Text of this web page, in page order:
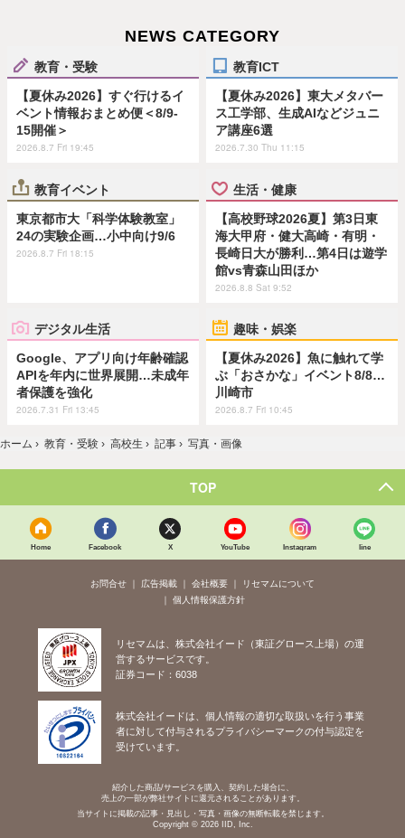
NEWS CATEGORY
教育・受験
【夏休み2026】すぐ行けるイ
ベント情報おまとめ便＜8/9-
15開催＞
2026.8.7 Fri 19:45
教育ICT
【夏休み2026】東大メタバー
ス工学部、生成AIなどジュニ
ア講座6選
2026.7.30 Thu 11:15
教育イベント
東京都市大「科学体験教室」
24の実験企画…小中向け9/6
2026.8.7 Fri 18:15
生活・健康
【高校野球2026夏】第3日東
海大甲府・健大高崎・有明・
長崎日大が勝利…第4日は遊学
館vs青森山田ほか
2026.8.8 Sat 9:52
デジタル生活
Google、アプリ向け年齢確認
APIを年内に世界展開…未成年
者保護を強化
2026.7.31 Fri 13:45
趣味・娯楽
【夏休み2026】魚に触れて学
ぶ「おさかな」イベント8/8…
川崎市
2026.8.7 Fri 10:45
ホーム › 教育・受験 › 高校生 › 記事 › 写真・画像
TOP
Home Facebook X YouTube Instagram line
お問合せ 広告掲載 会社概要
リセマムについて
個人情報保護方針
リセマムは、株式会社イード（東証グロース上場）の運
営するサービスです。
証券コード：6038
株式会社イードは、個人情報の適切な取扱いを行う事業
者に対して付与されるプライバシーマークの付与認定を
受けています。
紹介した商品/サービスを購入、契約した場合に、
売上の一部が弊社サイトに還元されることがあります。
当サイトに掲載の記事・見出し・写真・画像の無断転載を禁じます。
Copyright © 2026 IID, Inc.